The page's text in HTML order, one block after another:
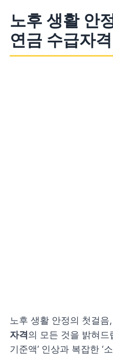
노후 생활 안
연금 수급자
노후 생활 안정의 첫걸음,
자격 의 모든 것을 밝혀드
기준액’ 인상과 복잡한 ‘